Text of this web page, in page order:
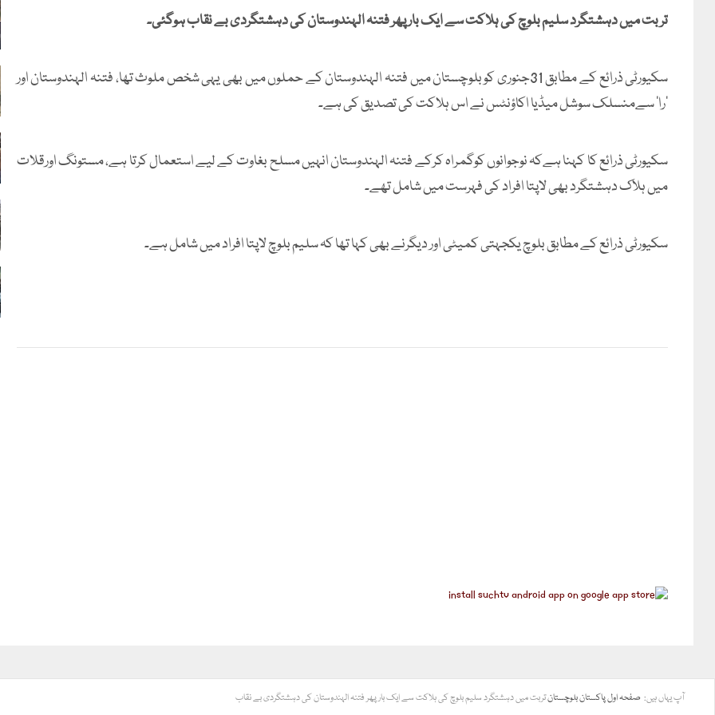
تربت میں دہشتگرد سلیم بلوچ کی ہلاکت سے ایک بار پھر فتنہ الہندوستان کی دہشتگردی بے نقاب ہوگئی۔
سکیورٹی ذرائع کے مطابق 31جنوری کوبلوچستان میں فتنہ الہندوستان کے حملوں میں بھی یہی شخص ملوث تھا، فتنہ الہندوستان اور
’را‘ سےمنسلک سوشل میڈیا اکاؤنٹس نے اس ہلاکت کی تصدیق کی ہے۔
سکیورٹی ذرائع کا کہنا ہےکہ نوجوانوں کوگمراہ کرکے فتنہ الہندوستان انہیں مسلح بغاوت کے لیے استعمال کرتا ہے، مستونگ اورقلات
میں ہلاک دہشتگرد بھی لاپتا افراد کی فہرست میں شامل تھے۔
سکیورٹی ذرائع کے مطابق بلوچ یکجہتی کمیٹی اور دیگرنے بھی کہا تھا کہ سلیم بلوچ لاپتا افراد میں شامل ہے۔
آپ یہاں ہیں: صفحہ اولپاکستانبلوچستانتربت میں دہشتگرد سلیم بلوچ کی ہلاکت سے ایک بار پھر فتنہ الہندوستان کی دہشتگردی بے نقاب